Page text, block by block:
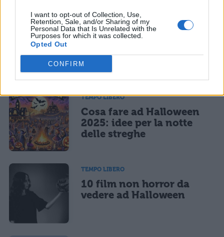
I want to opt-out of Collection, Use,
Retention, Sale, and/or Sharing of my
Personal Data that Is Unrelated with the
Purposes for which it was collected.
Opted Out
CONFIRM
TEMPO LIBERO
Scherzi da fare a
brividi
TEMPO LIBERO
Cosa fare ad Halloween
2025: idee per la notte
delle streghe
TEMPO LIBERO
10 film non horror da
vedere ad Halloween